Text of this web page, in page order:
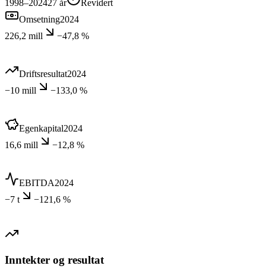
1998–202427 år
Revidert
Omsetning2024
226,2 mill
−47,8 %
Driftsresultat2024
−10 mill
−133,0 %
Egenkapital2024
16,6 mill
−12,8 %
EBITDA2024
−7 t
−121,6 %
Inntekter og resultat